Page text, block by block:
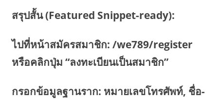
สรุปสั้น (Featured Snippet-ready):
ไปที่หน้าสมัครสมาชิก: /we789/register
หรือคลิกปุ่ม “ลงทะเบียนเป็นสมาชิก”
กรอกข้อมูลฐานราก: หมายเลขโทรศัพท์, ชื่อ-